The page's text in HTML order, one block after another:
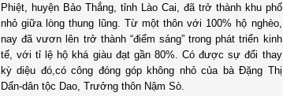
Phiệt, huyện Bảo Thắng, tỉnh Lào Cai, đã trở thành khu phố
nhỏ giữa lòng thung lũng. Từ một thôn với 100% hộ nghèo,
nay đã vươn lên trở thành “điểm sáng” trong phát triển kinh
tế, với tỉ lệ hộ khá giàu đạt gần 80%. Có được sự đổi thay
kỳ diệu đó,có công đóng góp không nhỏ của bà Đặng Thị
Dẩn-dân tộc Dao, Trưởng thôn Nậm Sò.